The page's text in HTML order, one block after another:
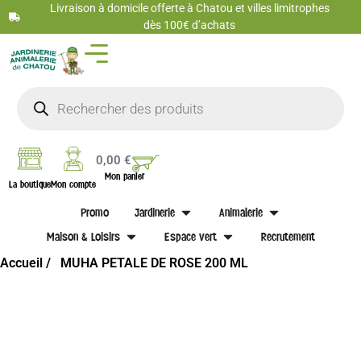
Livraison à domicile offerte à Chatou et villes limitrophes
dès 100€ d’achats
La boutiqueMon compte
0,00€
Mon panier
Promo Jardinerie
Animalerie
Maison & Loisirs
Espace vert Recrutement
Accueil / MUHA PETALE DE ROSE 200 ML